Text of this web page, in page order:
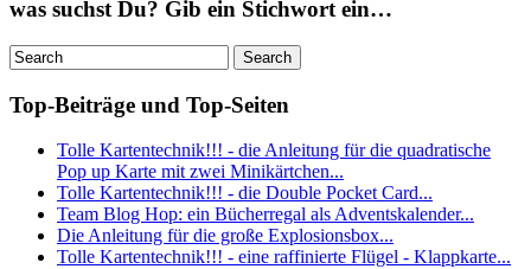
was suchst Du? Gib ein Stichwort ein…
Top-Beiträge und Top-Seiten
Tolle Kartentechnik!!! - die Anleitung für die quadratische
Pop up Karte mit zwei Minikärtchen...
Tolle Kartentechnik!!! - die Double Pocket Card...
Team Blog Hop: ein Bücherregal als Adventskalender...
Die Anleitung für die große Explosionsbox...
Tolle Kartentechnik!!! - eine raffinierte Flügel - Klappkarte...